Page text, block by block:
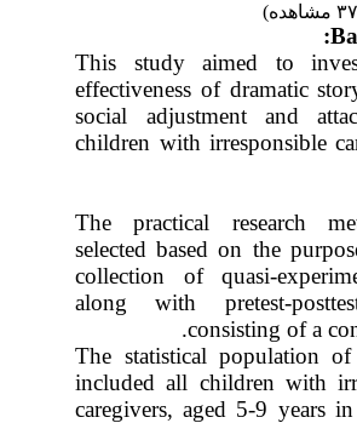
:
This study aimed to
effectiveness of dramatic
social adjustment and
children with irresponsible
The practical research
selected based on the
collection of quasi-
along with pretest-
consisting of a
The statistical population
included all childrenwith
caregivers, aged5-9 years